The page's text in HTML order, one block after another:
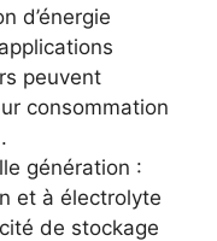
d’énergie
peuvent
consommation
génération :
et à électrolyte
de stockage